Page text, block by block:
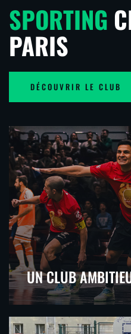
SPORTING
PARIS
DÉCOUVRIR LE CLUB
UN CLUB